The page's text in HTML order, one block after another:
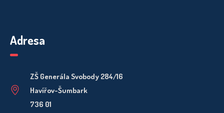
Adresa
ZŠ Generála Svobody 284/16
Havířov-Šumbark
736 01